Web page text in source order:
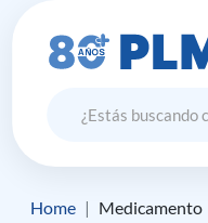
Home Medicamento